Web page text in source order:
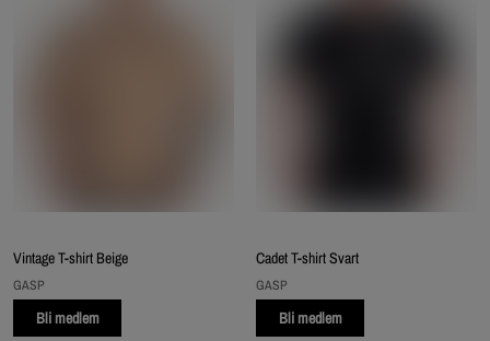
Vintage T-shirt Beige
GASP
Bli medlem
Cadet T-shirt Svart
GASP
Bli medlem